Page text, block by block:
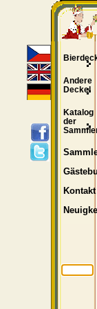
Andere
Deckel
Katalog
der
Kontakt